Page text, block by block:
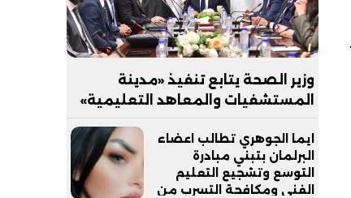
وزير الصحة يتابع تنفيذ «مدينة
المستشفيات والمعاهد التعليمية»
بالعاصمة الجديدة
ايما الجوهري تطالب اعضاء
البرلمان بتبني مبادرة
التوسع وتشجيع التعليم
الفني ومكافحة التسرب من